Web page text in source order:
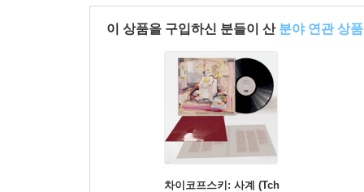
이 상품을 구입하신 분들이 산 분야 연관 상품
차이코프스키: 사계 (Tch